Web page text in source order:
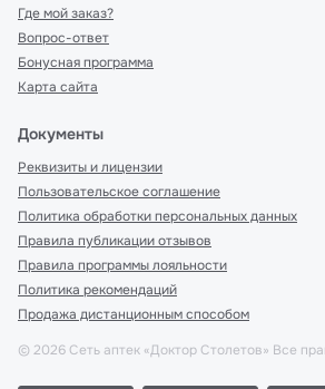
Где мой заказ?
Вопрос-ответ
Бонусная программа
Карта сайта
Документы
Реквизиты и лицензии
Пользовательское соглашение
Политика обработки персональных данных
Правила публикации отзывов
Правила программы лояльности
Политика рекомендаций
Продажа дистанционным способом
© 2026 Сеть аптек «Доктор Столетов» Все